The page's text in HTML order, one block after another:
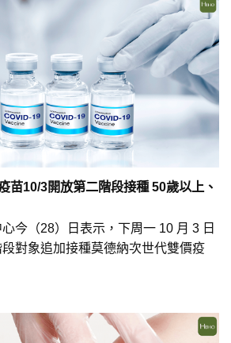
苗10/3開放第二階段接種 50歲以上、
今（28）日表示，下周一 10 月 3 日
對象追加接種莫德納次世代雙價疫